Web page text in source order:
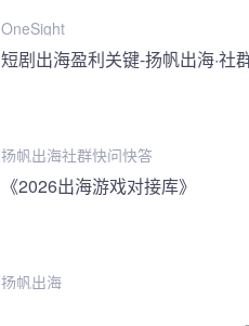
OneSight
短剧出海盈利关键-扬帆出海·社
扬帆出海社群快问快答
《2026出海游戏对接库》
扬帆出海